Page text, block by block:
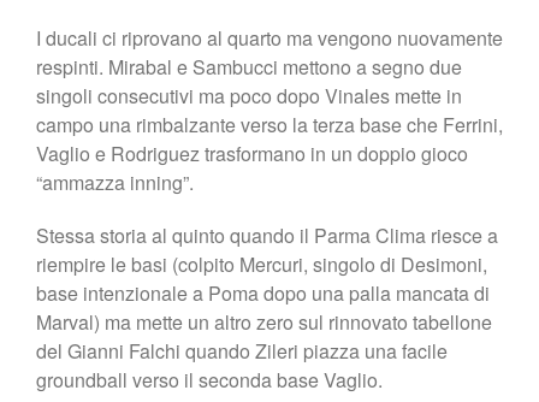
I ducali ci riprovano al quarto ma vengono nuovamente
respinti. Mirabal e Sambucci mettono a segno due
singoli consecutivi ma poco dopo Vinales mette in
campo una rimbalzante verso la terza base che Ferrini,
Vaglio e Rodriguez trasformano in un doppio gioco
“ammazza inning”.
Stessa storia al quinto quando il Parma Clima riesce a
riempire le basi (colpito Mercuri, singolo di Desimoni,
base intenzionale a Poma dopo una palla mancata di
Marval) ma mette un altro zero sul rinnovato tabellone
del Gianni Falchi quando Zileri piazza una facile
groundball verso il seconda base Vaglio.